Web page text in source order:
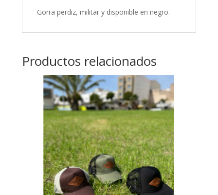
Gorra perdiz, militar y disponible en negro.
Productos relacionados